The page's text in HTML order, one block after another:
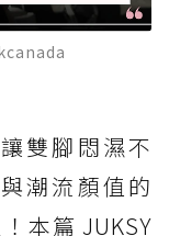
雙腳悶濕不
潮流顏值的
本篇 JUKSY